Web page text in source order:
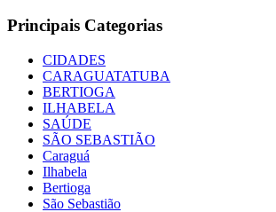
Principais Categorias
CIDADES
CARAGUATATUBA
BERTIOGA
ILHABELA
SAÚDE
SÃO SEBASTIÃO
Caraguá
Ilhabela
Bertioga
São Sebastião